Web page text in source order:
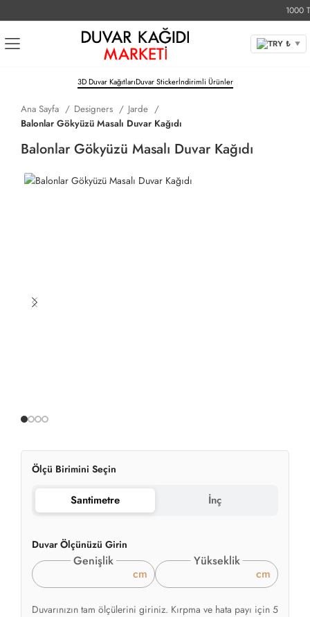
1000
TRY ₺ ▼
3D Duvar KağıtlarıDuvar Stickerİndirimli Ürünler
Ana Sayfa Designers
Jarde
Balonlar Gökyüzü Masalı Duvar Kağıdı
Balonlar Gökyüzü Masalı Duvar Kağıdı
Ölçü Birimini Seçin
Santimetre İnç
Duvar Ölçünüzü Girin
Genişlik
cm
Yükseklik
cm
Duvarınızın tam ölçülerini giriniz. Kırpma ve hata payı için 5